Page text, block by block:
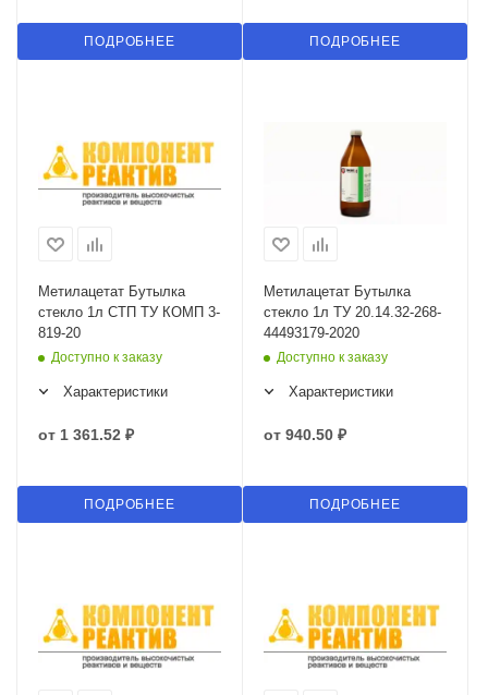
ПОДРОБНЕЕ ПОДРОБНЕЕ
Метилацетат Бутылка
стекло 1л СТП ТУ КОМП 3-
819-20
Доступно к заказу
Характеристики
от 1 361.52 ₽
ПОДРОБНЕЕ
Метилацетат Бутылка
стекло 1л ТУ 20.14.32-268-
44493179-2020
Доступно к заказу
Характеристики
от 940.50 ₽
ПОДРОБНЕЕ